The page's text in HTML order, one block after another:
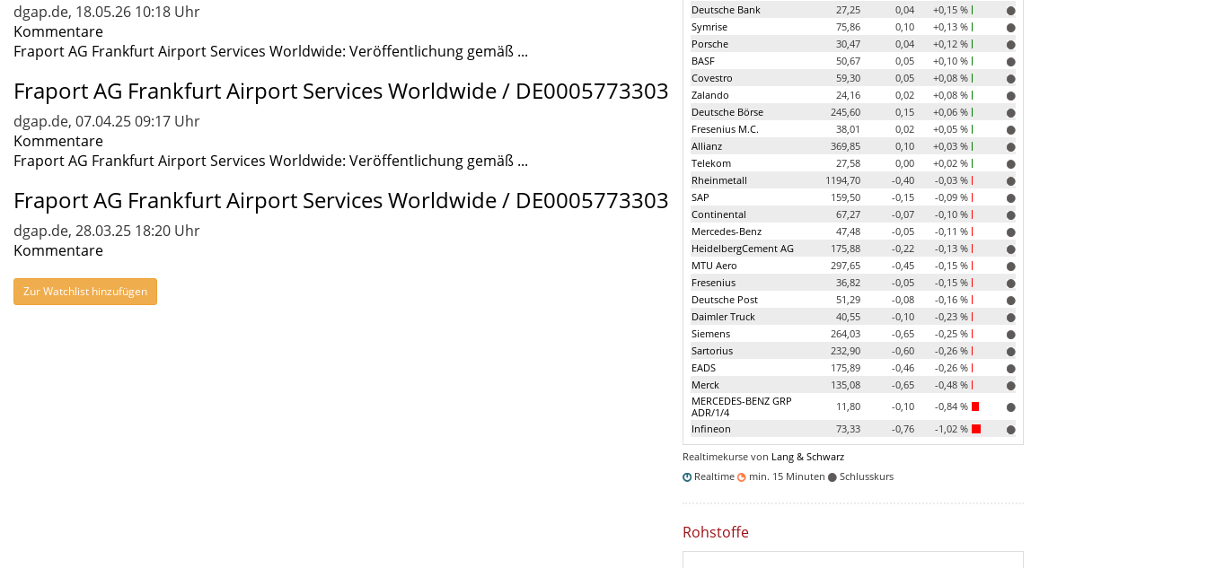
dgap.de, 18.05.26 10:18 Uhr
Kommentare
Fraport AG Frankfurt Airport Services Worldwide: Veröffentlichung gemäß ...
Fraport AG Frankfurt Airport Services Worldwide / DE0005773303
dgap.de, 07.04.25 09:17 Uhr
Kommentare
Fraport AG Frankfurt Airport Services Worldwide: Veröffentlichung gemäß ...
Fraport AG Frankfurt Airport Services Worldwide / DE0005773303
dgap.de, 28.03.25 18:20 Uhr
Kommentare
Zur Watchlist hinzufügen
Deutsche Bank
27,25 0,04
+0,15 %
Symrise
75,86 0,10
+0,13 %
Porsche
30,47 0,04
+0,12 %
BASF
50,67 0,05
+0,10 %
Covestro
59,30 0,05
+0,08 %
Zalando
24,16 0,02
+0,08 %
Deutsche Börse
245,60 0,15
+0,06 %
Fresenius M.C.
38,01 0,02
+0,05 %
Allianz
369,85 0,10
+0,03 %
Telekom
27,58 0,00
+0,02 %
Rheinmetall
1194,70 -0,40
-0,03 %
SAP
159,50 -0,15
-0,09 %
Continental
67,27 -0,07
-0,10 %
Mercedes-Benz
47,48 -0,05
-0,11 %
HeidelbergCement AG
175,88 -0,22
-0,13 %
MTU Aero
297,65 -0,45
-0,15 %
Fresenius
36,82 -0,05
-0,15 %
Deutsche Post
51,29 -0,08
-0,16 %
Daimler Truck
40,55 -0,10
-0,23 %
Siemens
264,03 -0,65
-0,25 %
Sartorius
232,90 -0,60
-0,26 %
EADS
175,89 -0,46
-0,26 %
Merck
135,08 -0,65
-0,48 %
MERCEDES-BENZ GRP
ADR/1/4
11,80 -0,10
-0,84 %
Infineon
73,33 -0,76 -1,02 %
Realtimekurse von Lang & Schwarz
Realtime
min. 15 Minuten Schlusskurs
Rohstoffe